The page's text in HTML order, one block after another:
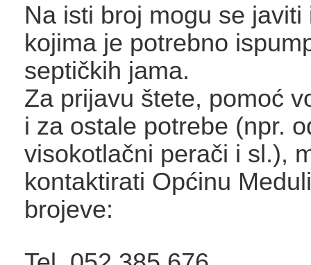
Na isti broj mogu se javiti
kojima je potrebno
septičkih jama.
Za prijavu štete, pomoć
i za ostale potrebe (npr.
visokotlačni perači i sl.),
kontaktirati Općinu
brojeve: